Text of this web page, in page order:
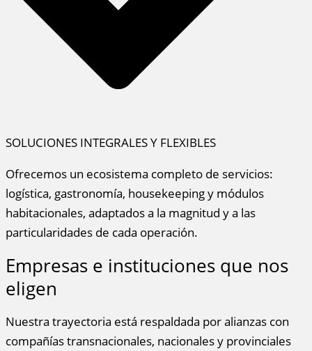
SOLUCIONES INTEGRALES Y FLEXIBLES
Ofrecemos un ecosistema completo de servicios:
logística, gastronomía, housekeeping y módulos
habitacionales, adaptados a la magnitud y a las
particularidades de cada operación.
Empresas e instituciones que nos
eligen
Nuestra trayectoria está respaldada por alianzas con
compañías transnacionales, nacionales y provinciales